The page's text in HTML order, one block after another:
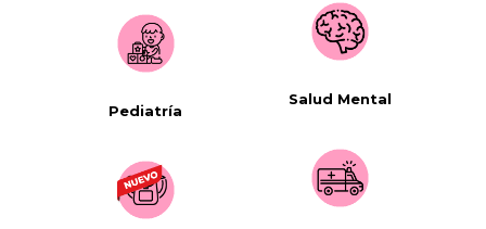
Pediatría
Salud Mental